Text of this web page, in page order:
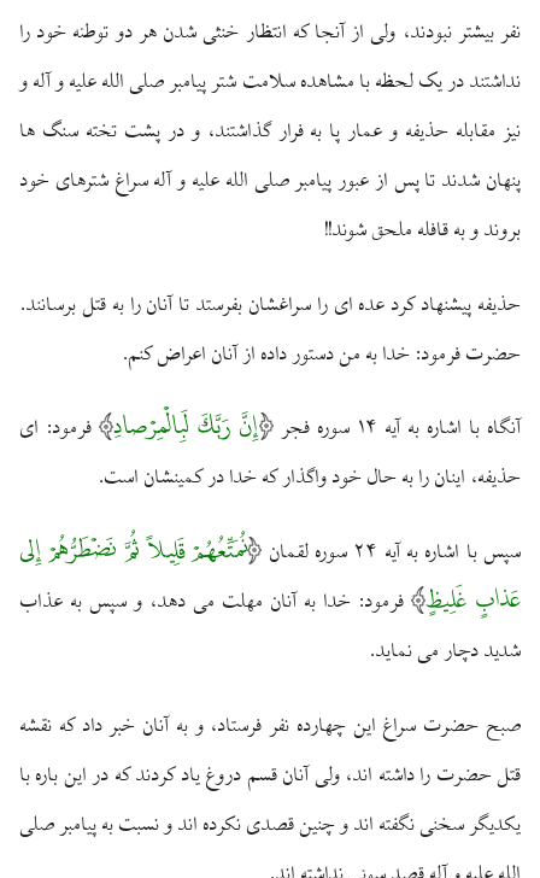
نفر بيشتر نبودند، ولى از آنجا كه انتظار خنثى شدن هر دو توطئه خود را
نداشتند در يک لحظه با مشاهده سلامت شتر پيامبر صلى الله عليه و آله و
نيز مقابله حذيفه و عمار پا به فرار گذاشتند، و در پشت تخته سنگ ها
پنهان شدند تا پس از عبور پيامبر صلى الله عليه و آله سراغ شترهاى خود
بروند و به قافله ملحق شوند!!
حذيفه پيشنهاد كرد عده ‏اى را سراغشان بفرستد تا آنان را به قتل برسانند.
حضرت فرمود: خدا به من دستور داده از آنان اعراض كنم.
آنگاه با اشاره به آيه ۱۴ سوره فجر
إِنَّ رَبَّكَ لَبِالْمِرْصادِ فرمود: اى
حذيفه، اينان را به حال خود واگذار كه خدا در كمينشان است.
سپس با اشاره به آيه ۲۴ سوره لقمان
نُمَتِّعُهُمْ قَلِيلاً ثُمَّ نَضْطَرُّهُمْ إِلى
عَذابٍ غَلِيظٍ فرمود: خدا به آنان مهلت مى‏ دهد، و سپس به عذاب
شديد دچار مى‏ نمايد.
صبح حضرت سراغ اين چهارده نفر فرستاد، و به آنان خبر داد كه نقشه
قتل حضرت را داشته ‏اند، ولى آنان قسم دروغ ياد كردند كه در اين باره با
يكديگر سخنى نگفته ‏اند و چنين قصدى نكرده ‏اند و نسبت به پيامبر صلى